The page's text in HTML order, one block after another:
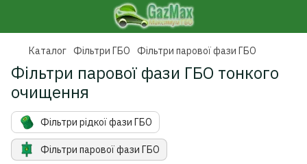
Каталог Фільтри ГБО Фільтри парової фази ГБО
Фільтри парової фази ГБО тонкого
очищення
Фільтри рідкої фази ГБО
Фільтри парової фази ГБО